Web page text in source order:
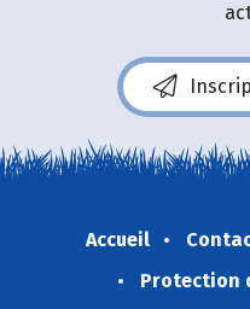
Accueil
Protection